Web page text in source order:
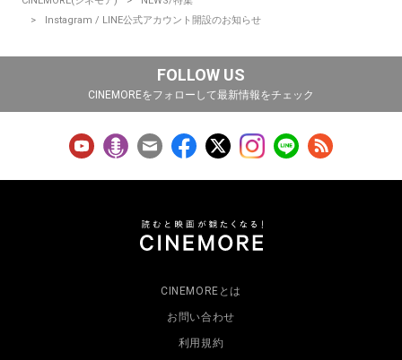
Instagram / LINE公式アカウント開設のお知らせ
FOLLOW US
CINEMOREをフォローして最新情報をチェック
CINEMOREとは
お問い合わせ
利用規約